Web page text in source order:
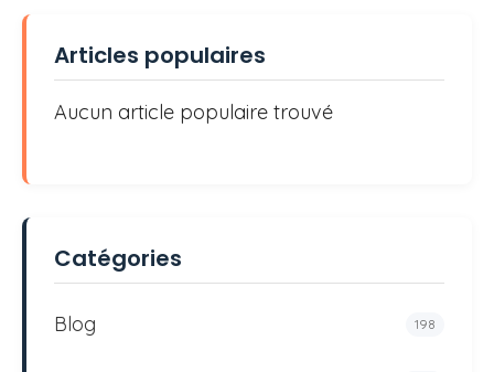
Articles populaires
Aucun article populaire trouvé
Catégories
Blog 198